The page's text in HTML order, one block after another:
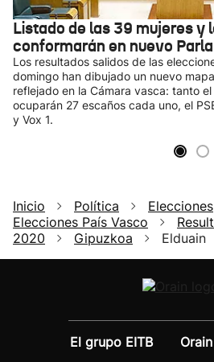
Listado de las 39 mujeres y
conformarán en nuevo
Los resultados salidos de las
domingo han dibujado un nuevo
reflejado en la Cámara vasca: tanto el
ocuparán 27 escaños cada uno, el
y Vox 1.
Inicio Política
Elecciones
Elecciones País Vasco
2020
Gipuzkoa Elduain
El grupo EITB
Orain